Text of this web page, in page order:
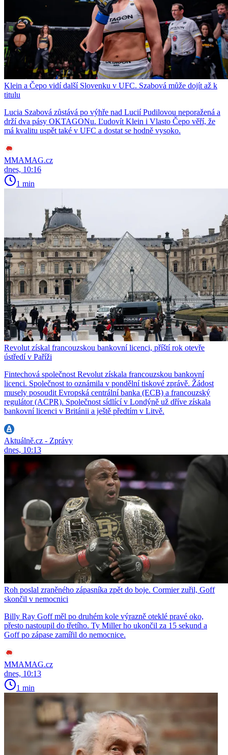
Klein a Čepo vidí další Slovenku v UFC. Szabová může dojít až k
titulu
Lucia Szabová zůstává po výhře nad Lucií Pudilovou neporažená a
drží dva pásy OKTAGONu. Ľudovít Klein i Vlasto Čepo věří, že
má kvalitu uspět také v UFC a dostat se hodně vysoko.
MMAMAG.cz
dnes, 10:16
1 min
Revolut získal francouzskou bankovní licenci, příští rok otevře
ústředí v Paříži
Fintechová společnost Revolut získala francouzskou bankovní
licenci. Společnost to oznámila v pondělní tiskové zprávě. Žádost
musely posoudit Evropská centrální banka (ECB) a francouzský
regulátor (ACPR). Společnost sídlící v Londýně už dříve získala
bankovní licenci v Británii a ještě předtím v Litvě.
Aktuálně.cz - Zprávy
dnes, 10:13
Roh poslal zraněného zápasníka zpět do boje. Cormier zuřil, Goff
skončil v nemocnici
Billy Ray Goff měl po druhém kole výrazně oteklé pravé oko,
přesto nastoupil do třetího. Ty Miller ho ukončil za 15 sekund a
Goff po zápase zamířil do nemocnice.
MMAMAG.cz
dnes, 10:13
1 min